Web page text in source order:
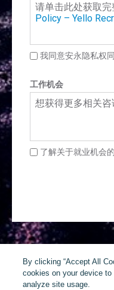
请单击此处获取完
Policy – Yello
我同意安永隐私权
工作机会
想获得更多相关咨
了解关于就业机会
By clicking “Accept All
cookies on your device
analyze site usage.